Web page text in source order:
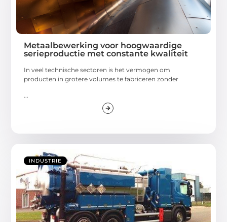
Metaalbewerking voor hoogwaardige
serieproductie met constante kwaliteit
In veel technische sectoren is het vermogen om
producten in grotere volumes te fabriceren zonder
...
INDUSTRIE